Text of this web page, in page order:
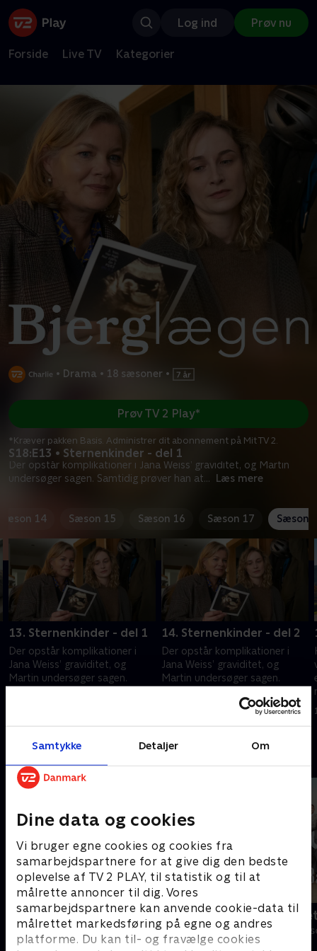
Samtykke Detaljer Om
Dine data og cookies
Vi bruger egne cookies og cookies fra
samarbejdspartnere for at give dig den bedste
oplevelse af TV 2 PLAY, til statistik og til at
målrette annoncer til dig. Vores
samarbejdspartnere kan anvende cookie-data til
målrettet markedsføring på egne og andres
platforme. Du kan til- og fravælge cookies
Log ind Prøv nu
Forside Live TV Kategorier
• Drama • 18 sæsoner •
S18:E13 • Sternenkinder - del 1
Der opstår komplikationer i Jana Weiss’ graviditet, og Martin
undersøger sagen. Samtidig prøver han at... Læs mere
Prøv TV 2 Play*
*Kræver pakken Basis. Administrer dit abonnement på Mit TV 2.
Sæson 14 Sæson 15 Sæson 16 Sæson 17 Sæson
13. Sternenkinder - del 1
Der opstår komplikationer i
Jana Weiss’ graviditet, og
Martin undersøger sagen.
14. Sternenkinder - del 2
Der opstår komplikationer i
Jana Weiss’ graviditet, og
Martin undersøger sagen.
acceptere, at han ikke længere
12. februar 2026 • 43 min
Bjergets helte
Drama • 15 sæsoner Drama • 10